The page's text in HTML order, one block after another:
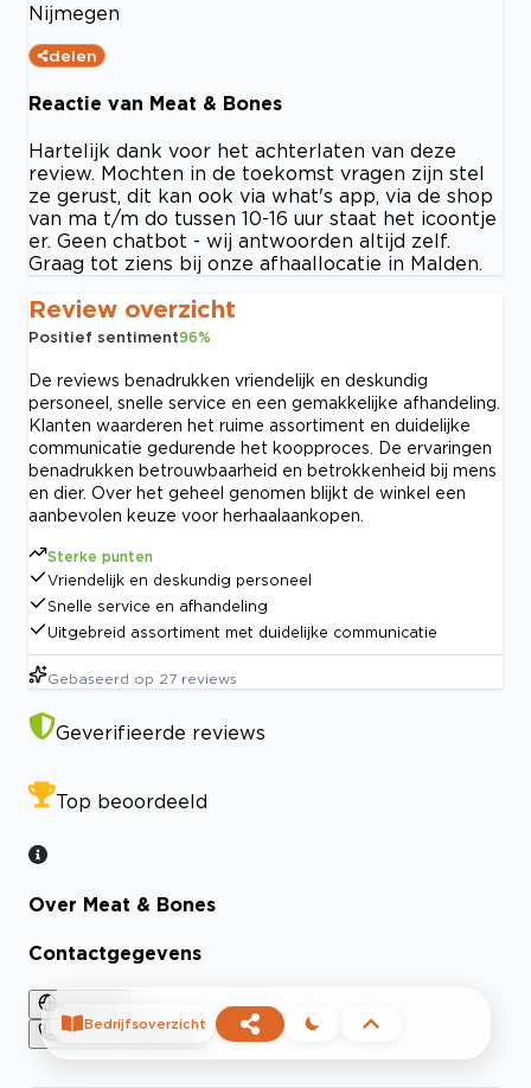
Nijmegen
delen
Reactie van Meat & Bones
Hartelijk dank voor het achterlaten van deze
review. Mochten in de toekomst vragen zijn stel
ze gerust, dit kan ook via what's app, via de shop
van ma t/m do tussen 10-16 uur staat het icoontje
er. Geen chatbot - wij antwoorden altijd zelf.
Graag tot ziens bij onze afhaallocatie in Malden.
Review overzicht
Positief sentiment96%
De reviews benadrukken vriendelijk en deskundig
personeel, snelle service en een gemakkelijke afhandeling.
Klanten waarderen het ruime assortiment en duidelijke
communicatie gedurende het koopproces. De ervaringen
benadrukken betrouwbaarheid en betrokkenheid bij mens
en dier. Over het geheel genomen blijkt de winkel een
aanbevolen keuze voor herhaalaankopen.
Sterke punten
Vriendelijk en deskundig personeel
Snelle service en afhandeling
Uitgebreid assortiment met duidelijke communicatie
Gebaseerd op 27 reviews
Geverifieerde reviews
Top beoordeeld
Over Meat & Bones
Contactgegevens
website
Phone
Bedrijfsoverzicht